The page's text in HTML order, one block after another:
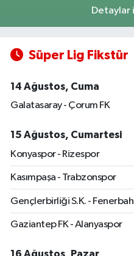
Detaylar
Süper Lig Fikstür
14 Ağustos, Cuma
Galatasaray - Çorum FK
15 Ağustos, Cumartesi
Konyaspor - Rizespor
Kasımpaşa - Trabzonspor
Gençlerbirliği S.K. -
Gaziantep FK - Alanyaspor